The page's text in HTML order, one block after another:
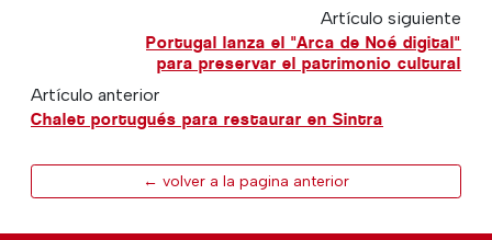
Artículo siguiente
Portugal lanza el "Arca de Noé digital"
para preservar el patrimonio cultural
Artículo anterior
Chalet portugués para restaurar en Sintra
← volver a la pagina anterior